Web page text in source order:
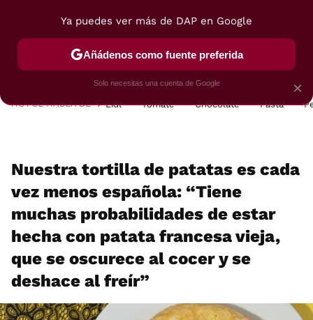
POSTRES VIAJES SELECCIÓN VEGUI
HOY SE HABLA DE Lidl Tomate Chocolate Pasta
Nuestra tortilla de patatas es cada
vez menos española: “Tiene
muchas probabilidades de estar
hecha con patata francesa vieja,
que se oscurece al cocer y se
deshace al freír”
×
Ya puedes ver más de DAP en Google
Añádenos como fuente preferida
Solo necesitas una cuenta de Google